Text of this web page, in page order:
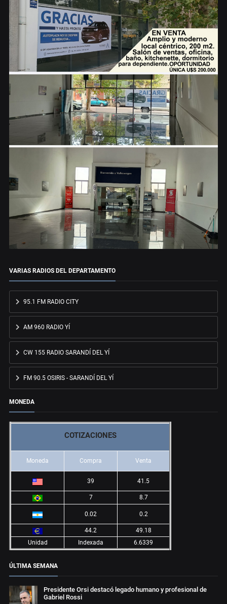
VARIAS RADIOS DEL DEPARTAMENTO
95.1 FM RADIO CITY
AM 960 RADIO YÍ
CW 155 RADIO SARANDÍ DEL YÍ
FM 90.5 OSIRIS - SARANDÍ DEL YÍ
MONEDA
COTIZACIONES
Moneda Compra Venta
39 41.5
7 8.7
0.02 0.2
44.2
49.18
Unidad
Indexada 6.6339
ÚLTIMA SEMANA
Presidente Orsi destacó legado humano y profesional de
Gabriel Rossi